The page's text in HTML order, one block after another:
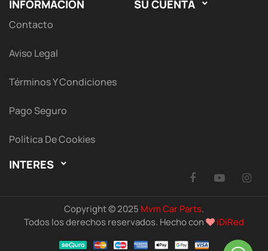
INFORMACIÓN
Contacto
Aviso Legal
Términos Y Condiciones
Pago Seguro
Política De Cookies
SU CUENTA 
INTERES 
Facebook
Copyright © 2025 Mvm Car Parts.
Todos los derechos reservados. Hecho con
iDiRed